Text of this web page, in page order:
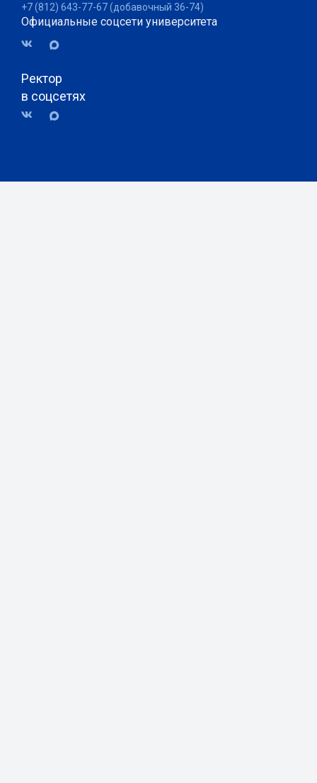
+7 (812) 643-77-67 (добавочный 36-74)
Официальные соцсети университета
Ректор
в соцсетях